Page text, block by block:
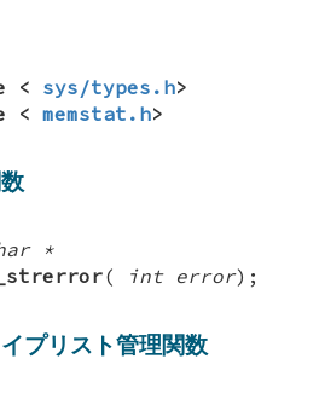
< sys/types.h>
< memstat.h>
*
( int error);
プリスト管理関数